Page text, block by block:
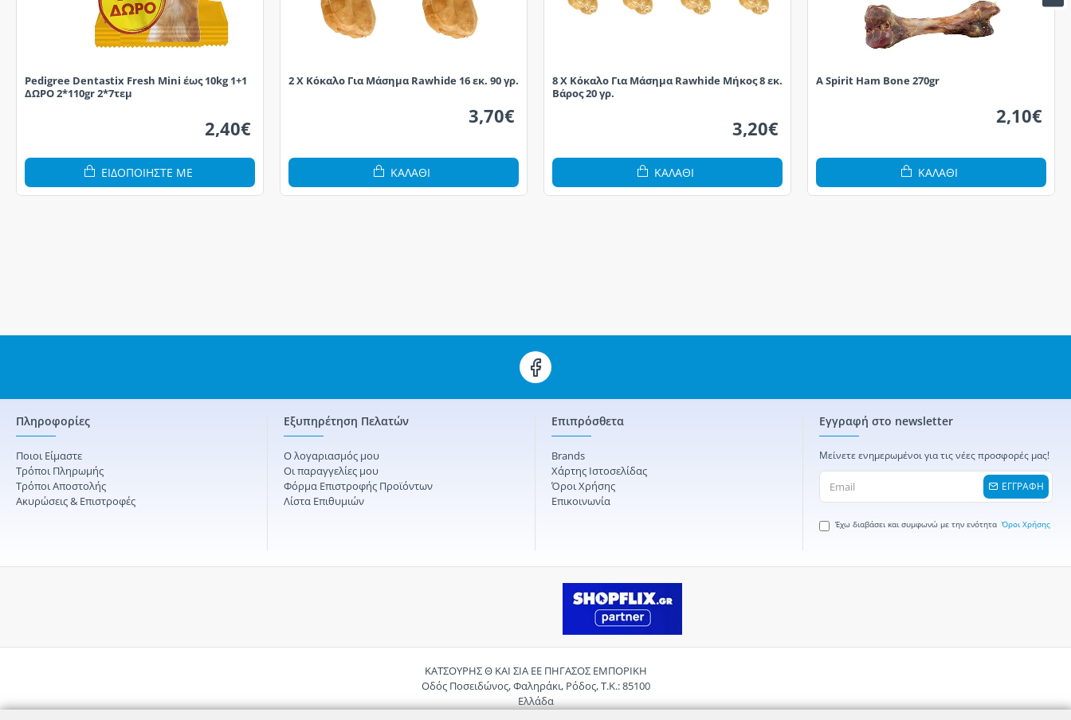
Pedigree Dentastix Fresh Mini έως 10kg 1+1
ΔΩΡΟ 2*110gr 2*7τεμ
2,40€
ΕΙΔΟΠΟΙΗΣΤΕ ΜΕ
2 X Κόκαλο Για Μάσημα Rawhide 16 εκ. 90 γρ.
3,70€
ΚΑΛΆΘΙ
8 X Κόκαλο Για Μάσημα Rawhide Μήκος 8 εκ.
Βάρος 20 γρ.
3,20€
ΚΑΛΆΘΙ
A Spirit Ham Bone 270gr
2,10€
ΚΑΛΆΘΙ
Πληροφορίες
Ποιοι Είμαστε
Τρόποι Πληρωμής
Τρόποι Αποστολής
Ακυρώσεις & Επιστροφές
Εξυπηρέτηση Πελατών
Ο λογαριασμός μου
Οι παραγγελίες μου
Φόρμα Επιστροφής Προϊόντων
Λίστα Επιθυμιών
Επιπρόσθετα
Brands
Χάρτης Ιστοσελίδας
Όροι Χρήσης
Επικοινωνία
Εγγραφή στο newsletter
Μείνετε ενημερωμένοι για τις νέες προσφορές μας!
ΕΓΓΡΑΦΗ
Έχω διαβάσει και συμφωνώ με την ενότητα Όροι Χρήσης
ΚΑΤΣΟΥΡΗΣ Θ ΚΑΙ ΣΙΑ ΕΕ ΠΗΓΑΣΟΣ ΕΜΠΟΡΙΚΗ
Οδός Ποσειδώνος, Φαληράκι, Ρόδος, Τ.Κ.: 85100
Ελλάδα